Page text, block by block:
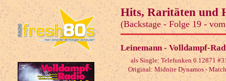
Hits, Raritäten und
(Backstage - Folge 19 -
Leinemann - Volldampf-
als Single: Telefunken 6.12871
Original: Midnite Dynamos -